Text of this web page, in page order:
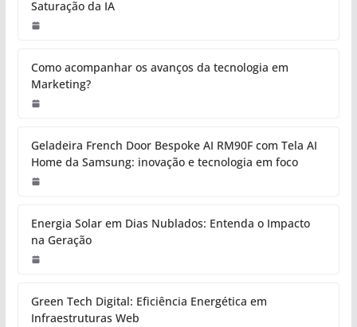
Saturação da IA
Como acompanhar os avanços da tecnologia em
Marketing?
Geladeira French Door Bespoke AI RM90F com Tela AI
Home da Samsung: inovação e tecnologia em foco
Energia Solar em Dias Nublados: Entenda o Impacto
na Geração
Green Tech Digital: Eficiência Energética em
Infraestruturas Web